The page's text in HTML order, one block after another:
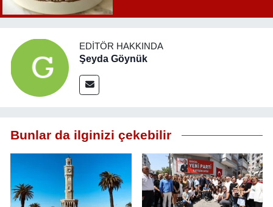
EDITÖR HAKKINDA
Şeyda Göynük
Bunlar da ilginizi çekebilir